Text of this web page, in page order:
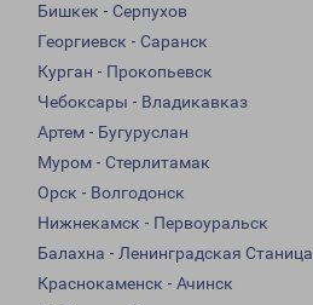
Бишкек - Серпухов
Георгиевск - Саранск
Курган - Прокопьевск
Чебоксары - Владикавказ
Артем - Бугуруслан
Муром - Стерлитамак
Орск - Волгодонск
Нижнекамск - Первоуральск
Балахна - Ленинградская Станица
Краснокаменск - Ачинск